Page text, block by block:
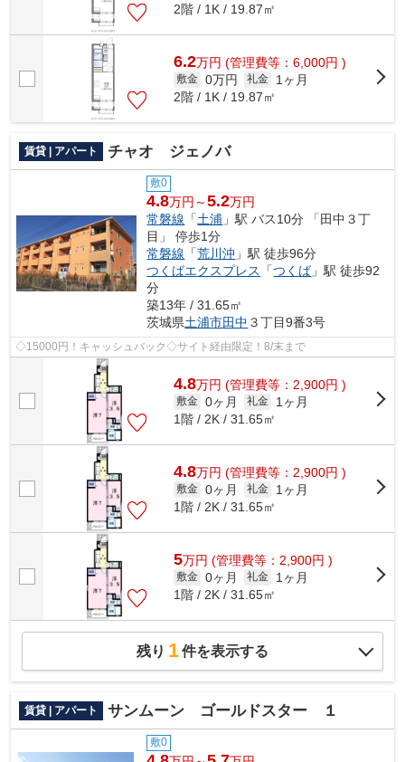
2階 / 1K / 19.87㎡
6.2万円 (管理費等：6,000円 )
敷金 0万円 礼金
1ヶ月
2階 / 1K / 19.87㎡
賃貸 | アパート チャオ ジェノバ
敷0
4.8万円～5.2万円
常磐線 「土浦 」駅 バス10分 「田中３丁
目」 停歩1分
常磐線 「荒川沖 」駅 徒歩96分
つくばエクスプレス
「つくば」駅 徒歩92
分
築13年 / 31.65㎡
茨城県土浦市田中 ３丁目9番3号
◇15000円！キャッシュバック◇サイト経由限定！8/末まで
4.8万円 (管理費等：2,900円 )
敷金 0ヶ月 礼金
1ヶ月
1階 / 2K / 31.65㎡
4.8万円 (管理費等：2,900円 )
敷金 0ヶ月 礼金
1ヶ月
1階 / 2K / 31.65㎡
5万円 (管理費等：2,900円 )
敷金 0ヶ月 礼金
1ヶ月
1階 / 2K / 31.65㎡
残り 1件を表示する
賃貸 | アパート サンムーン ゴールドスター １
敷0